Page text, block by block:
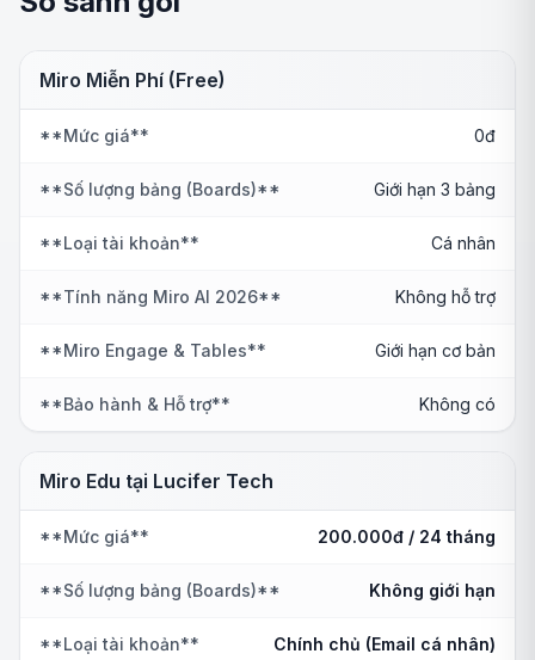
Miro Miễn Phí (Free)
**Mức giá** 0đ
**Số lượng bảng (Boards)** Giới hạn 3 bảng
**Loại tài khoản** Cá nhân
**Tính năng Miro AI 2026** Không hỗ trợ
**Miro Engage & Tables** Giới hạn cơ bản
**Bảo hành & Hỗ trợ** Không có
Miro Edu tại Lucifer Tech
**Mức giá** 200.000đ / 24 tháng
**Số lượng bảng (Boards)** Không giới hạn
**Loại tài khoản** Chính chủ (Email cá nhân)